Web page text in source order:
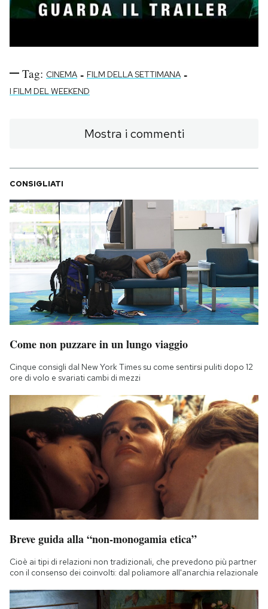
Tag: CINEMA - FILM DELLA SETTIMANA -
I FILM DEL WEEKEND
Mostra i commenti
CONSIGLIATI
Come non puzzare in un lungo viaggio
Cinque consigli dal New York Times su come sentirsi puliti dopo 12
ore di volo e svariati cambi di mezzi
Breve guida alla “non-monogamia etica”
Cioè ai tipi di relazioni non tradizionali, che prevedono più partner
con il consenso dei coinvolti: dal poliamore all'anarchia relazionale